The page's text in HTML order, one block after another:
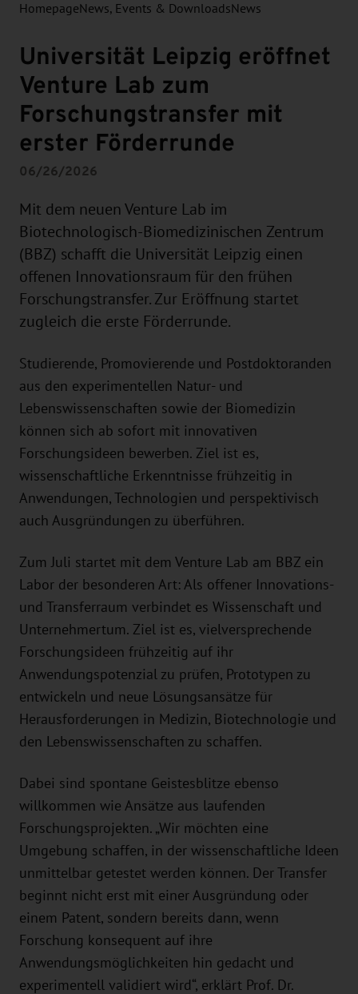
HomepageNews, Events & DownloadsNews
Universität Leipzig eröffnet
Venture Lab zum
Forschungstransfer mit
erster Förderrunde
06/26/2026
Mit dem neuen Venture Lab im
Biotechnologisch-Biomedizinischen Zentrum
(BBZ) schafft die Universität Leipzig einen
offenen Innovationsraum für den frühen
Forschungstransfer. Zur Eröffnung startet
zugleich die erste Förderrunde.
Studierende, Promovierende und Postdoktoranden
aus den experimentellen Natur- und
Lebenswissenschaften sowie der Biomedizin
können sich ab sofort mit innovativen
Forschungsideen bewerben. Ziel ist es,
wissenschaftliche Erkenntnisse frühzeitig in
Anwendungen, Technologien und perspektivisch
auch Ausgründungen zu überführen.
Zum Juli startet mit dem Venture Lab am BBZ ein
Labor der besonderen Art: Als offener Innovations-
und Transferraum verbindet es Wissenschaft und
Unternehmertum. Ziel ist es, vielversprechende
Forschungsideen frühzeitig auf ihr
Anwendungspotenzial zu prüfen, Prototypen zu
entwickeln und neue Lösungsansätze für
Herausforderungen in Medizin, Biotechnologie und
den Lebenswissenschaften zu schaffen.
Dabei sind spontane Geistesblitze ebenso
willkommen wie Ansätze aus laufenden
Forschungsprojekten. „Wir möchten eine
Umgebung schaffen, in der wissenschaftliche Ideen
unmittelbar getestet werden können. Der Transfer
beginnt nicht erst mit einer Ausgründung oder
einem Patent, sondern bereits dann, wenn
Forschung konsequent auf ihre
Anwendungsmöglichkeiten hin gedacht und
experimentell validiert wird“, erklärt Prof. Dr.